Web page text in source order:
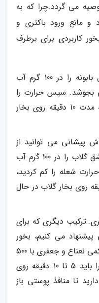
می گردد.چرا که به
مانع ورود باکتری و
به پوست می گردد. 4 بخور کاربردی برای برطرف
بخور گل بابونه: 2 قاشق گل بابونه را در 100 گرم آب
بجوشد. سپس حرارت را
کم کنید و صورت خود را به مدت 10 دقیقه روی بخار
پیشانی می توانید از
بخور گلاب بهره ببرید. 5 قاشق گلاب را در 100 گرم آب
شعله را کم کردید،
را به مدت 10 دقیقه روی بخار گلاب در حال
ترکیب دیگری که برای
می کنیم، بخور
ترکیب آب نصف لیمو ترش، کمی نعناع و جعفری با 500
گرم آب است. صورت خود را باید 5 تا 10 دقیقه روی
تا منافذ پوستی باز